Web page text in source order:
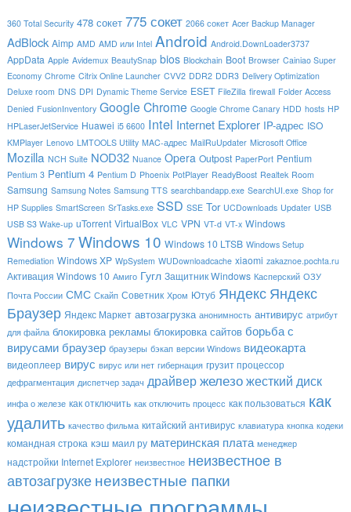
360 Total Security 478 сокет 775 сокет 2066 сокет Acer Backup Manager
AdBlock Aimp AMD AMD или Intel Android Android.DownLoader3737
AppData Apple Avidemux BeautySnap bios Blockchain Boot Browser Cainiao Super
Economy Chrome Citrix Online Launcher CVV2 DDR2 DDR3 Delivery Optimization
Deluxe room DNS DPI Dynamic Theme Service ESET FileZilla firewall Folder Access
Denied FusionInventory Google Chrome Google Chrome Canary HDD hosts HP
HPLaserJetService Huawei i5 6600 Intel Internet Explorer IP-адрес ISO
KMPlayer Lenovo LMTOOLS Utility MAC-адрес MailRuUpdater Microsoft Office
Mozilla NCH Suite NOD32 Nuance Opera Outpost PaperPort Pentium
Pentium 3 Pentium 4 Pentium D Phoenix PotPlayer ReadyBoost Realtek Room
Samsung Samsung Notes Samsung TTS searchbandapp.exe SearchUI.exe Shop for
HP Supplies SmartScreen SrTasks.exe SSD SSE Tor UCDownloads Updater USB
USB S3 Wake-up uTorrent VirtualBox VLC VPN VT-d VT-x Windows
Windows 7 Windows 10 Windows 10 LTSB Windows Setup
Remediation Windows XP WpSystem WUDownloadcache xiaomi zakaznoe.pochta.ru
Активация Windows 10 Амиго Гугл Защитник Windows Касперский ОЗУ
Почта России СМС Скайп Советник Хром Ютуб Яндекс Яндекс
Браузер Яндекс Маркет автозагрузка анонимность антивирус атрибут
для файла блокировка рекламы блокировка сайтов борьба с
вирусами браузер браузеры бэкап версии Windows видеокарта
видеоплеер вирус вирус или нет гибернация грузит процессор
дефрагментация диспетчер задач драйвержелезожесткий диск
инфа о железе как отключить как отключить процесс как пользоваться как
удалить качество фильма китайский антивирус клавиатура кнопка кодеки
командная строка кэш маил ру материнская плата менеджер
надстройки Internet Explorer неизвестное неизвестное в
автозагрузкенеизвестные папки